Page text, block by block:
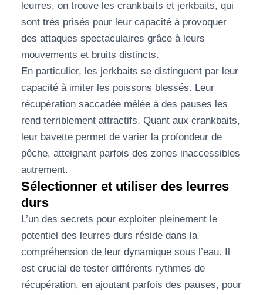
leurres, on trouve les crankbaits et jerkbaits, qui
sont très prisés pour leur capacité à provoquer
des attaques spectaculaires grâce à leurs
mouvements et bruits distincts.
En particulier, les jerkbaits se distinguent par leur
capacité à imiter les poissons blessés. Leur
récupération saccadée mêlée à des pauses les
rend terriblement attractifs. Quant aux crankbaits,
leur bavette permet de varier la profondeur de
pêche, atteignant parfois des zones inaccessibles
autrement.
Sélectionner et utiliser des leurres
durs
L’un des secrets pour exploiter pleinement le
potentiel des leurres durs réside dans la
compréhension de leur dynamique sous l’eau. Il
est crucial de tester différents rythmes de
récupération, en ajoutant parfois des pauses, pour